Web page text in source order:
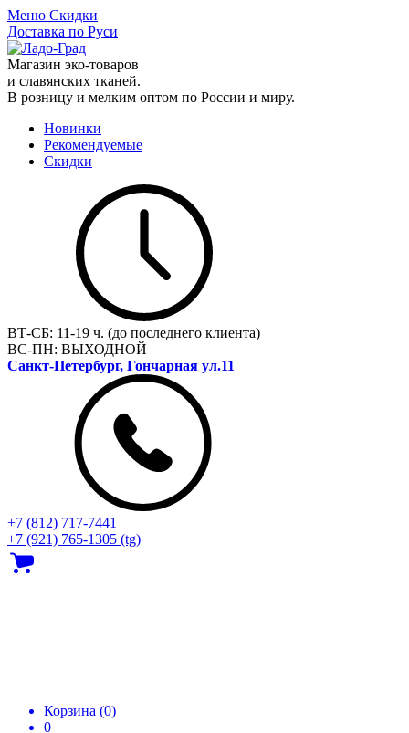
Меню Скидки
Доставка по Руси
Магазин эко-товаров
и славянских тканей.
В розницу и мелким оптом по России и миру.
Новинки
Рекомендуемые
Скидки
ВТ-СБ: 11-19 ч. (до последнего клиента)
ВС-ПН: ВЫХОДНОЙ
Санкт-Петербург, Гончарная ул.11
+7 (812) 717‑7441
+7 (921) 765-1305 (tg)
Корзина (0)
0